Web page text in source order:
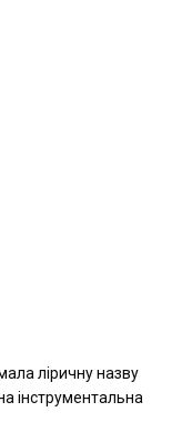
ліричну назву
інструментальна